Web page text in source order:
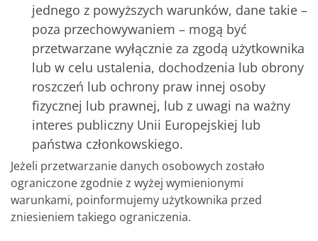
jednego z powyższych warunków, dane takie –
poza przechowywaniem – mogą być
przetwarzane wyłącznie za zgodą użytkownika
lub w celu ustalenia, dochodzenia lub obrony
roszczeń lub ochrony praw innej osoby
fizycznej lub prawnej, lub z uwagi na ważny
interes publiczny Unii Europejskiej lub
państwa członkowskiego.
Jeżeli przetwarzanie danych osobowych zostało
ograniczone zgodnie z wyżej wymienionymi
warunkami, poinformujemy użytkownika przed
zniesieniem takiego ograniczenia.